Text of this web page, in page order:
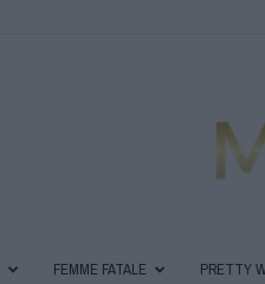
FEMME FATALE PRETTY